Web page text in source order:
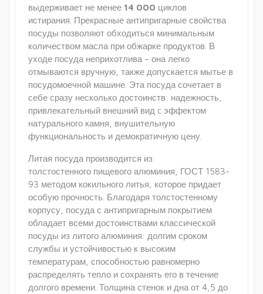
выдерживает не менее 14 000 циклов
истирания. Прекрасные антипригарные свойства
посуды позволяют обходиться минимальным
количеством масла при обжарке продуктов. В
уходе посуда неприхотлива – она легко
отмываются вручную, также допускается мытье в
посудомоечной машине. Эта посуда сочетает в
себе сразу несколько достоинств: надежность,
привлекательный внешний вид c эффектом
натурального камня, внушительную
функциональность и демократичную цену.
Литая посуда производится из
толстостенного пищевого алюминия, ГОСТ 1583-
93 методом кокильного литья, которое придает
особую прочность. Благодаря толстостенному
корпусу, посуда с антипригарным покрытием
обладает всеми достоинствами классической
посуды из литого алюминия: долгим сроком
службы и устойчивостью к высоким
температурам, способностью равномерно
распределять тепло и сохранять его в течение
долгого времени. Толщина стенок и дна от 4,5 до